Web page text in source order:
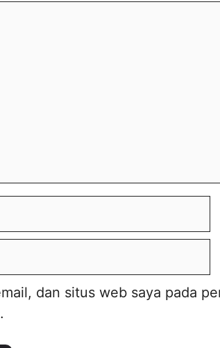
dan situs web saya pada